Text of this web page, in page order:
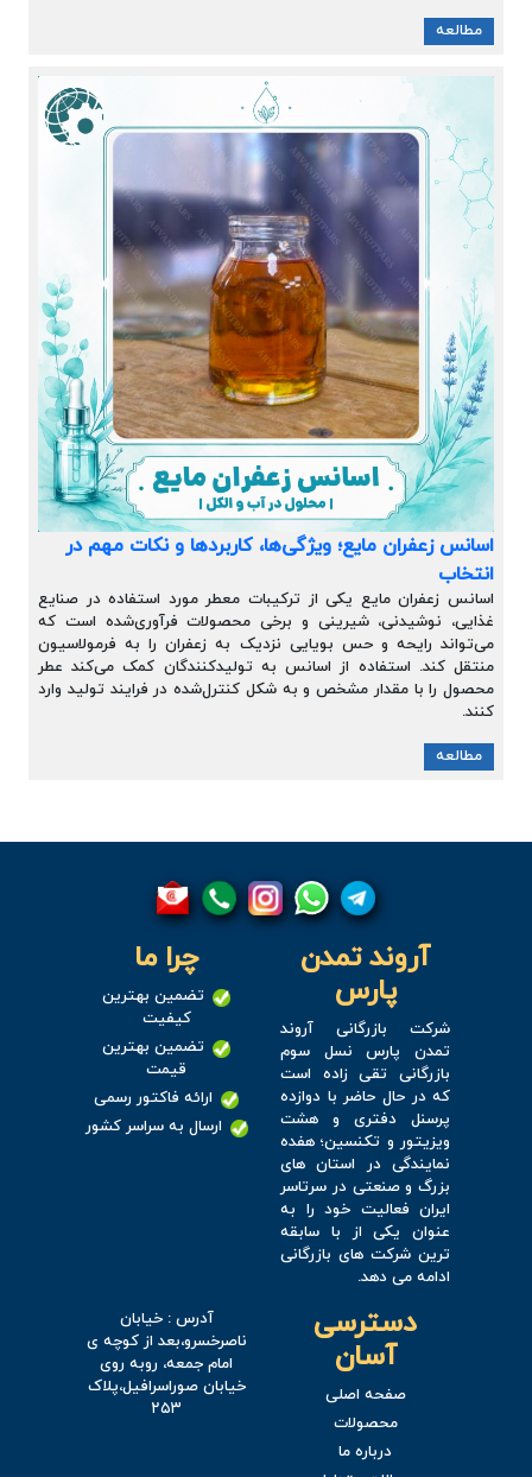
مطالعه
اسانس زعفران مایع؛ ویژگی‌ها، کاربردها و نکات مهم در
انتخاب
اسانس زعفران مایع یکی از ترکیبات معطر مورد استفاده در صنایع
غذایی، نوشیدنی، شیرینی و برخی محصولات فرآوری‌شده است که
می‌تواند رایحه و حس بویایی نزدیک به زعفران را به فرمولاسیون
منتقل کند. استفاده از اسانس به تولیدکنندگان کمک می‌کند عطر
محصول را با مقدار مشخص و به شکل کنترل‌شده در فرایند تولید وارد
کنند.
مطالعه
آروند تمدن
پارس
شرکت بازرگانی آروند
تمدن پارس نسل سوم
بازرگانی تقی زاده است
که در حال حاضر با دوازده
پرسنل دفتری و هشت
ویزیتور و تکنسین؛ هفده
نمایندگی در استان های
بزرگ و صنعتی در سرتاسر
ایران فعالیت خود را به
عنوان یکی از با سابقه
ترین شرکت های بازرگانی
ادامه می دهد.
چرا ما
تضمین بهترین
کیفیت
تضمین بهترین
قیمت
ارائه فاکتور رسمی
ارسال به سراسر کشور
دسترسی
آسان
صفحه اصلی
محصولات
درباره ما
آدرس : خیابان
ناصرخسرو،بعد از کوچه ی
امام جمعه، روبه روی
خیابان صوراسرافیل،پلاک
۲۵۳